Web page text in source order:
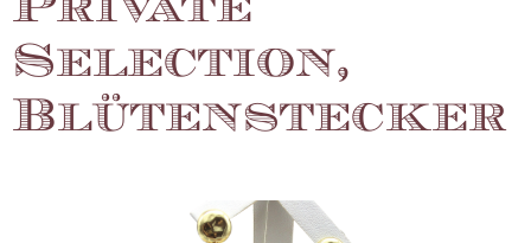
Selection,
Blütenstecker